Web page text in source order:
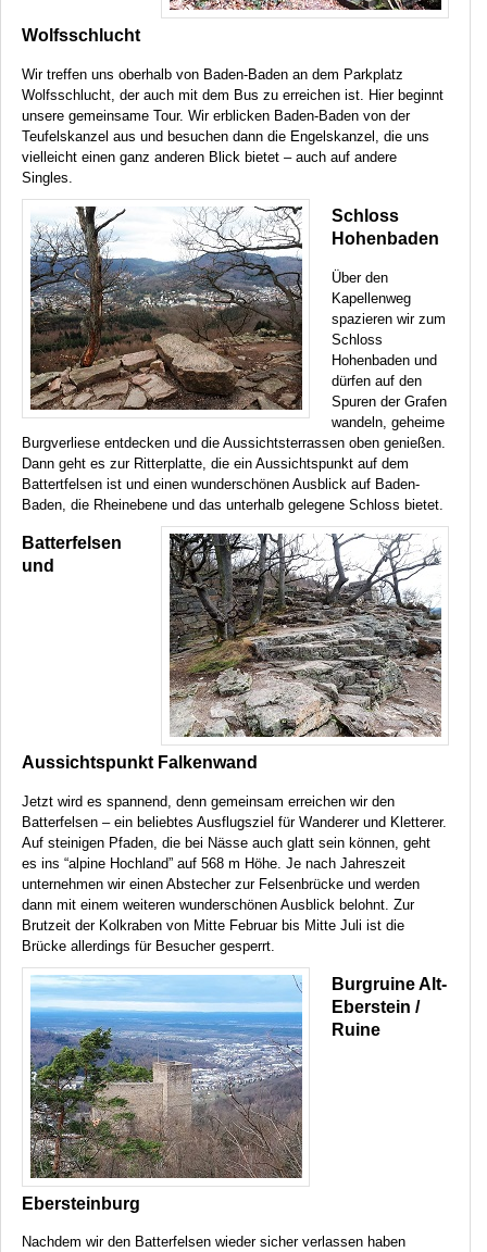
Wolfsschlucht
Wir treffen uns oberhalb von Baden-Baden an dem Parkplatz
Wolfsschlucht, der auch mit dem Bus zu erreichen ist. Hier beginnt
unsere gemeinsame Tour. Wir erblicken Baden-Baden von der
Teufelskanzel aus und besuchen dann die Engelskanzel, die uns
vielleicht einen ganz anderen Blick bietet – auch auf andere
Singles.
Schloss
Hohenbaden
Über den
Kapellenweg
spazieren wir zum
Schloss
Hohenbaden und
dürfen auf den
Spuren der Grafen
wandeln, geheime
Burgverliese entdecken und die Aussichtsterrassen oben genießen.
Dann geht es zur Ritterplatte, die ein Aussichtspunkt auf dem
Battertfelsen ist und einen wunderschönen Ausblick auf Baden-
Baden, die Rheinebene und das unterhalb gelegene Schloss bietet.
Batterfelsen
und
Aussichtspunkt Falkenwand
Jetzt wird es spannend, denn gemeinsam erreichen wir den
Batterfelsen – ein beliebtes Ausflugsziel für Wanderer und Kletterer.
Auf steinigen Pfaden, die bei Nässe auch glatt sein können, geht
es ins “alpine Hochland” auf 568 m Höhe. Je nach Jahreszeit
unternehmen wir einen Abstecher zur Felsenbrücke und werden
dann mit einem weiteren wunderschönen Ausblick belohnt. Zur
Brutzeit der Kolkraben von Mitte Februar bis Mitte Juli ist die
Brücke allerdings für Besucher gesperrt.
Burgruine Alt-
Eberstein /
Ruine
Ebersteinburg
Nachdem wir den Batterfelsen wieder sicher verlassen haben